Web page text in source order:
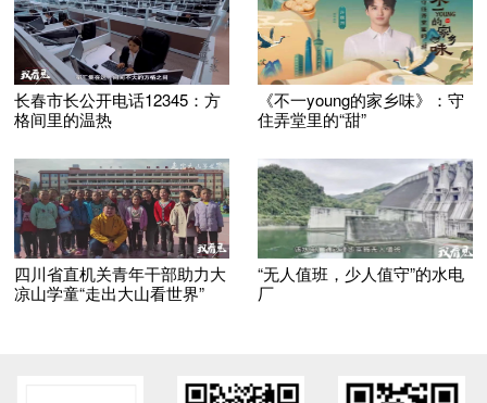
长春市长公开电话12345：方
格间里的温热
《不一young的家乡味》：守
住弄堂里的“甜”
四川省直机关青年干部助力大
凉山学童“走出大山看世界”
“无人值班，少人值守”的水电
厂